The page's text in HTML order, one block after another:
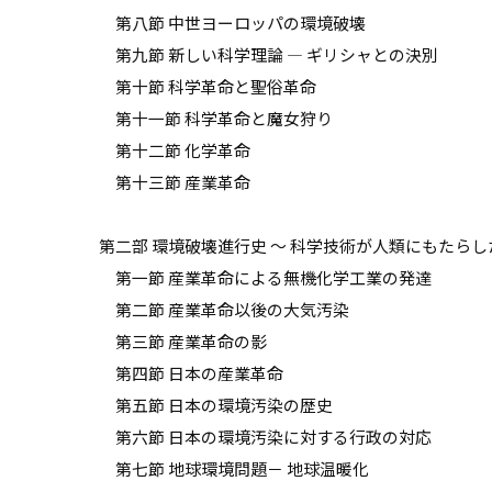
第八節 中世ヨーロッパの環境破壊
第九節 新しい科学理論 ― ギリシャとの決別
第十節 科学革命と聖俗革命
第十一節 科学革命と魔女狩り
第十二節 化学革命
第十三節 産業革命
第二部 環境破壊進行史 ～ 科学技術が人類にもたら
第一節 産業革命による無機化学工業の発達
第二節 産業革命以後の大気汚染
第三節 産業革命の影
第四節 日本の産業革命
第五節 日本の環境汚染の歴史
第六節 日本の環境汚染に対する行政の対応
第七節 地球環境問題－ 地球温暖化